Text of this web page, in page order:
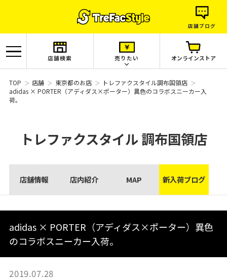
店舗ブログ
店舗検索 売りたい オンラインストア
TOP 店舗 東京都のお店
トレファクスタイル調布国領店
adidas × PORTER（アディダス×ポーター）異色のコラボスニーカー入
荷。
トレファクスタイル調布国領店
店舗情報 店内紹介 MAP 新入荷ブログ
adidas × PORTER（アディダス×ポーター）異色
のコラボスニーカー入荷。
2019.07.28